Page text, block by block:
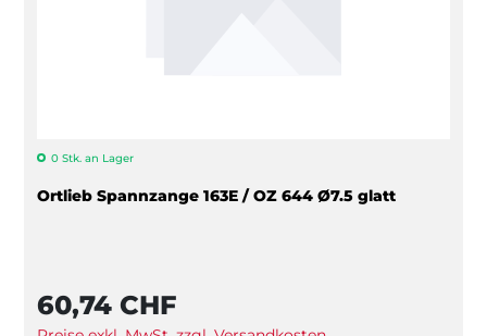
0 Stk. an Lager
Ortlieb Spannzange 163E / OZ 644 Ø7.5 glatt
60,74 CHF